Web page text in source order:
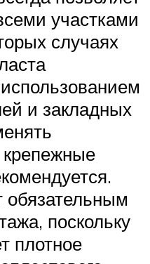
участками
случаях
и закладных
обязательным
поскольку
плотное